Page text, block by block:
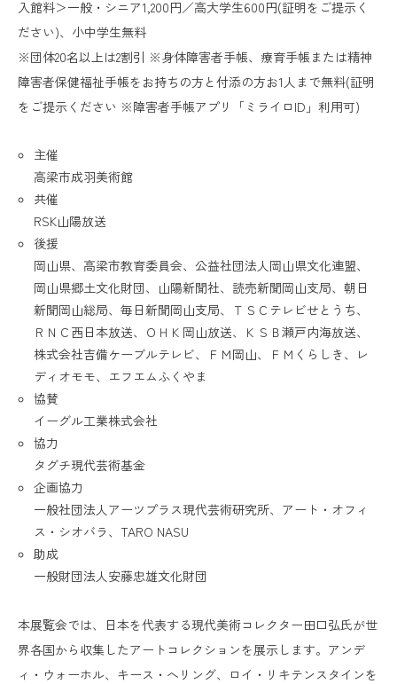
入館料＞一般・シニア1,200円／高大学生600円(証明をご提示く
ださい)、小中学生無料
※団体20名以上は2割引 ※身体障害者手帳、療育手帳または精神
障害者保健福祉手帳をお持ちの方と付添の方お1人まで無料(証明
をご提示ください ※障害者手帳アプリ「ミライロID」利用可)
主催
高梁市成羽美術館
共催
RSK山陽放送
後援
岡山県、高梁市教育委員会、公益社団法人岡山県文化連盟、
岡山県郷土文化財団、山陽新聞社、読売新聞岡山支局、朝日
新聞岡山総局、毎日新聞岡山支局、ＴＳＣテレビせとうち、
ＲＮＣ西日本放送、ＯＨＫ岡山放送、ＫＳＢ瀬戸内海放送、
株式会社吉備ケーブルテレビ、ＦＭ岡山、ＦＭくらしき、レ
ディオモモ、エフエムふくやま
協賛
イーグル工業株式会社
協力
タグチ現代芸術基金
企画協力
一般社団法人アーツプラス現代芸術研究所、アート・オフィ
ス・シオバラ、TARO NASU
助成
一般財団法人安藤忠雄文化財団
本展覧会では、日本を代表する現代美術コレクター田口弘氏が世
界各国から収集したアートコレクションを展示します。アンデ
ィ・ウォーホル、キース・へリング、ロイ・リキテンスタインを